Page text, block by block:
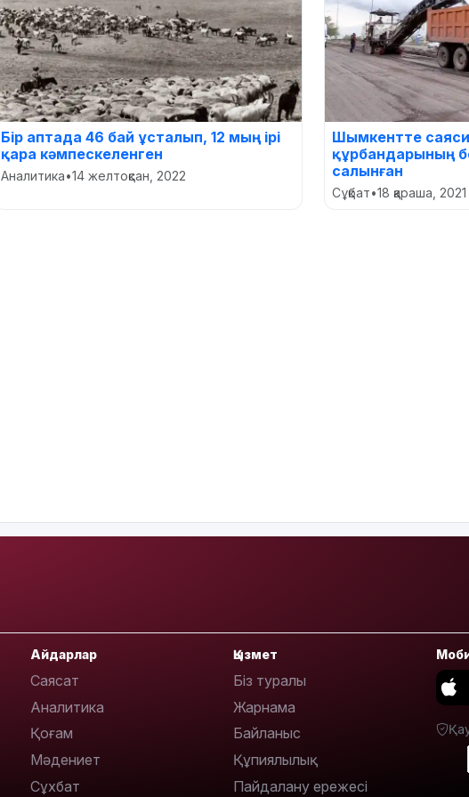
Бір аптада 46 бай ұсталып, 12 мың ірі
қара кәмпескеленген
Аналитика•14 желтоқсан, 2022
Шымкентте саяси
құрбандарының
салынған
Сұқбат•18 қараша, 2021
Айдарлар
Саясат
Аналитика
Қоғам
Мәдениет
Сұхбат
Қызмет
Біз туралы
Жарнама
Байланыс
Құпиялылық
Пайдалану ережесі